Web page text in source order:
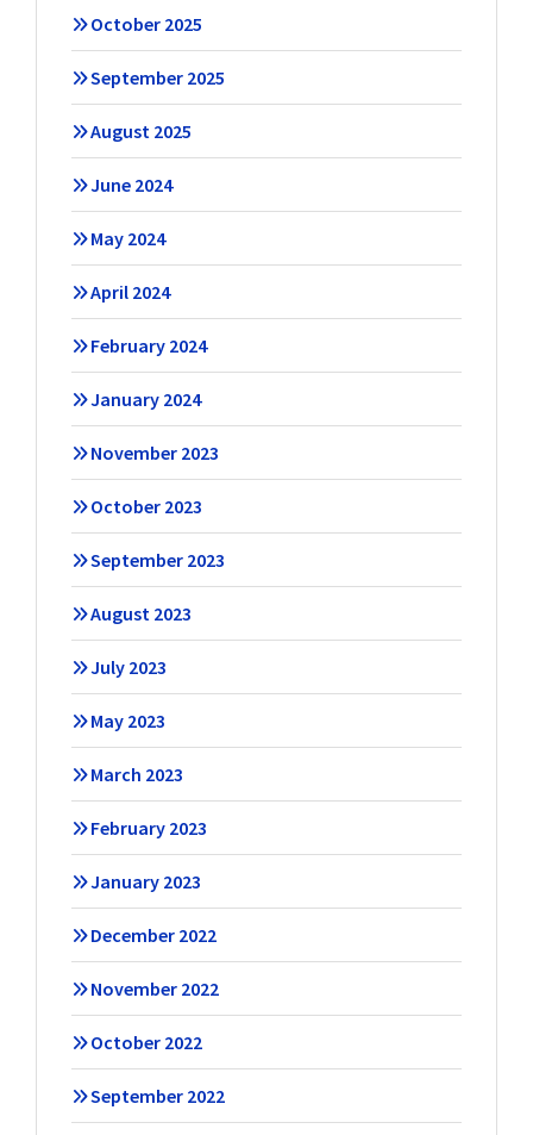
October 2025
September 2025
August 2025
June 2024
May 2024
April 2024
February 2024
January 2024
November 2023
October 2023
September 2023
August 2023
July 2023
May 2023
March 2023
February 2023
January 2023
December 2022
November 2022
October 2022
September 2022